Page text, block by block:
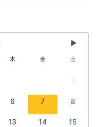
木 金 土
1
6 7 8
13 14 15